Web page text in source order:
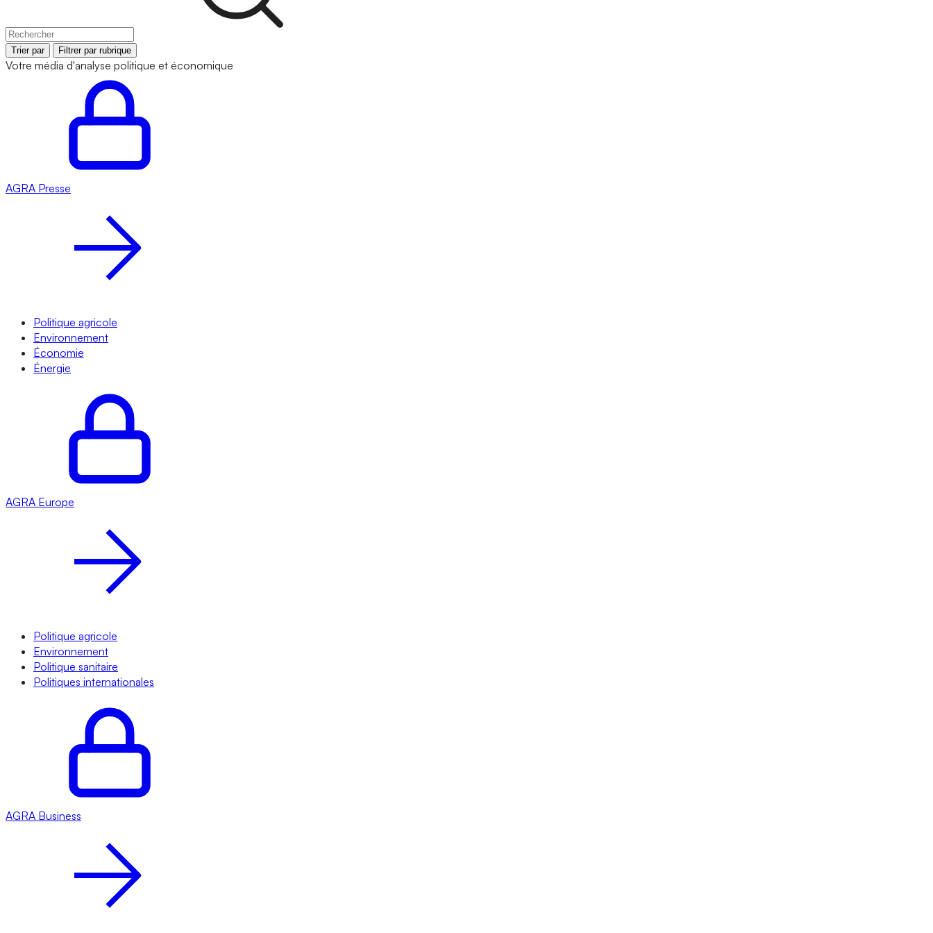
Trier par Filtrer par rubrique
Votre média d'analyse politique et économique
AGRA Presse
Politique agricole
Environnement
Économie
Énergie
AGRA Europe
Politique agricole
Environnement
Politique sanitaire
Politiques internationales
AGRA Business